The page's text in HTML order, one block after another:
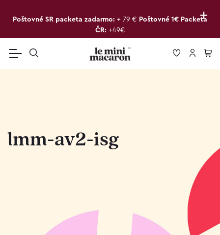
+
Poštovné SR packeta zadarmo: + 79 € Poštovné 1€ Packeta
ČR: +49€
lmm-av2-isg